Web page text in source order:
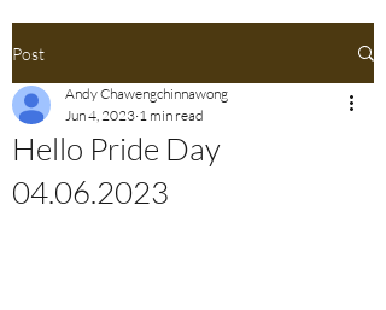
Post
Hello Pride Day
04.06.2023
Andy Chawengchinnawong
Jun 4, 2023 1 min read